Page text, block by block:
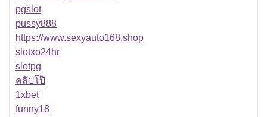
pgslot
pussy888
https://www.sexyauto168.shop
slotxo24hr
slotpg
คลิปโป๊
1xbet
funny18